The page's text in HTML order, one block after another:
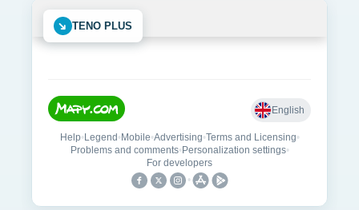
➜TENO PLUS